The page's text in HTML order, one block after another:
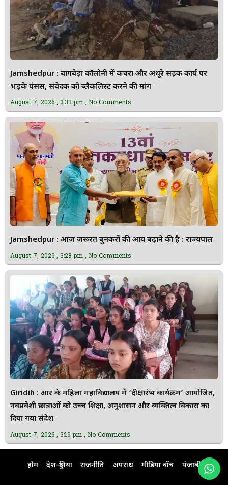
Jamshedpur : बागबेड़ा कॉलोनी में कचरा और अधूरे सड़क कार्य पर
भड़के पंसस, संवेदक को ब्लैकलिस्ट करने की मांग
August 7, 2026 3:33 pm No Comments
Jamshedpur : आज जरूरत बुनकरों की आय बढ़ाने की है : राज्यपाल
August 7, 2026 3:28 pm No Comments
Giridih : आर के महिला महाविद्यालय में ‘दीक्षारंभ कार्यक्रम’ आयोजित,
नवप्रवेशी छात्राओं को उच्च शिक्षा, अनुशासन और व्यक्तित्व विकास का
दिया गया संदेश
August 7, 2026 3:19 pm No Comments
होम देश-दुनिया राजनीति अपराध मीडिया वॉच पंजाबी